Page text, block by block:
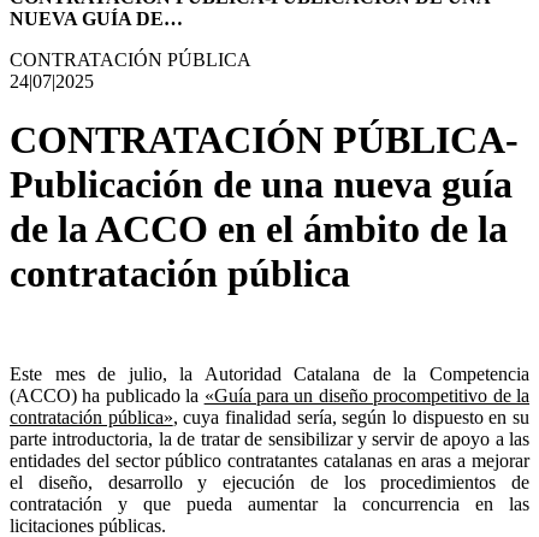
NUEVA GUÍA DE…
CONTRATACIÓN PÚBLICA
24|07|2025
CONTRATACIÓN PÚBLICA-
Publicación de una nueva guía
de la ACCO en el ámbito de la
contratación pública
Este mes de julio, la Autoridad Catalana de la Competencia
(ACCO) ha publicado la «Guía para un diseño procompetitivo de la
contratación pública», cuya finalidad sería, según lo dispuesto en su
parte introductoria, la de tratar de sensibilizar y servir de apoyo a las
entidades del sector público contratantes catalanas en aras a mejorar
el diseño, desarrollo y ejecución de los procedimientos de
contratación y que pueda aumentar la concurrencia en las
licitaciones públicas.